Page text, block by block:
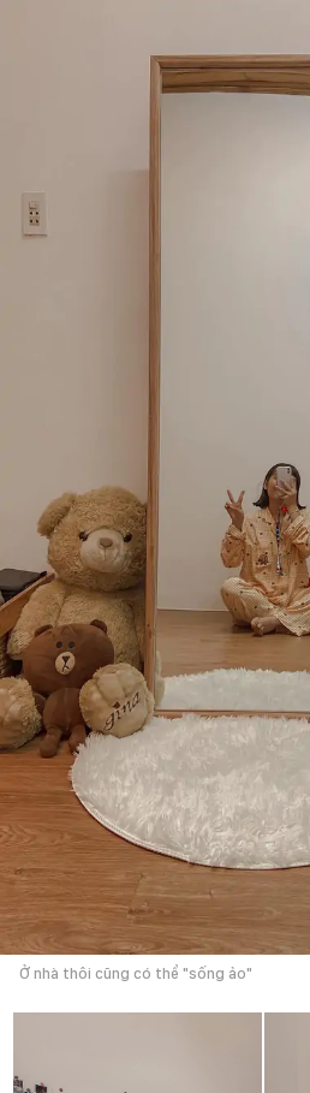
Ở nhà thôi cũng có thể "sống ảo"